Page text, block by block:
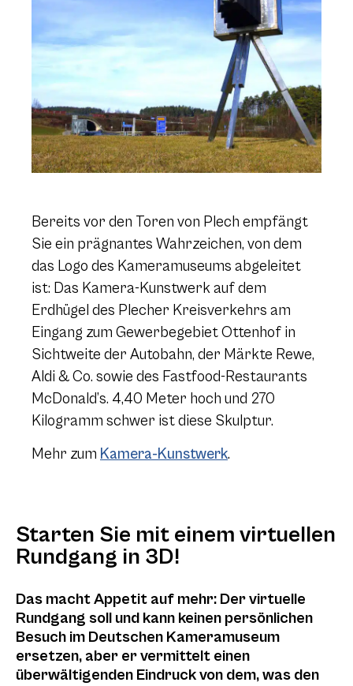
Bereits vor den Toren von Plech empfängt
Sie ein prägnantes Wahrzeichen, von dem
das Logo des Kameramuseums abgeleitet
ist: Das Kamera-Kunstwerk auf dem
Erdhügel des Plecher Kreisverkehrs am
Eingang zum Gewerbegebiet Ottenhof in
Sichtweite der Autobahn, der Märkte Rewe,
Aldi & Co. sowie des Fastfood-Restaurants
McDonald’s. 4,40 Meter hoch und 270
Kilogramm schwer ist diese Skulptur.
Mehr zum Kamera-Kunstwerk.
Starten Sie mit einem virtuellen
Rundgang in 3D!
Das macht Appetit auf mehr: Der virtuelle
Rundgang soll und kann keinen persönlichen
Besuch im Deutschen Kameramuseum
ersetzen, aber er vermittelt einen
überwältigenden Eindruck von dem, was den